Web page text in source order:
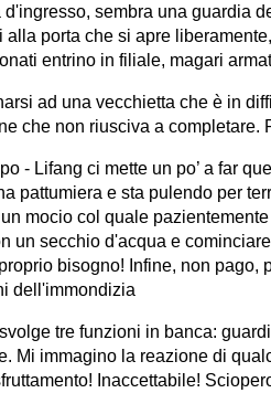
sembra una guardia
porta che si apre
entrino in filiale, magari
ad una vecchietta che è in
che non riusciva a completare.
- Lifang ci mette un po’ a far
pattumiera e sta pulendo per
mocio col quale
un secchio d'acqua e
bisogno! Infine, non pago,
dell'immondizia
tre funzioni in banca:
Mi immagino la reazione di
Inaccettabile!